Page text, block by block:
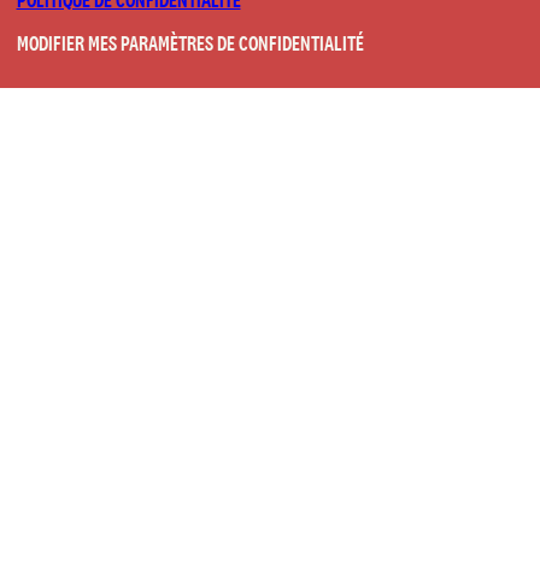
MODIFIER MES PARAMÈTRES DE CONFIDENTIALITÉ